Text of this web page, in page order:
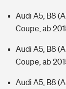
Audi A5, B8
Coupe, ab
Audi A5, B8
Coupe, ab
Audi A5, B8